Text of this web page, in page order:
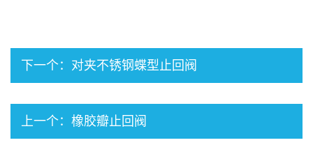
下一个： 对夹不锈钢蝶型止回阀
上一个： 橡胶瓣止回阀